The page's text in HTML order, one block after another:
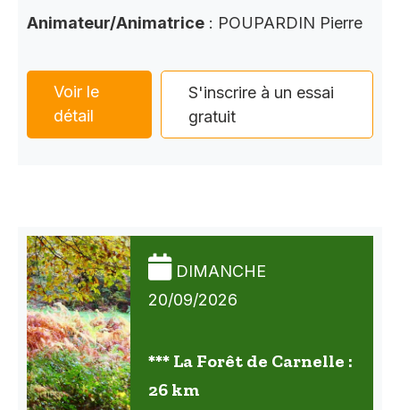
Animateur/Animatrice : POUPARDIN Pierre
Voir le
détail
S'inscrire à un essai
gratuit
DIMANCHE
20/09/2026
*** La Forêt de Carnelle :
26 km